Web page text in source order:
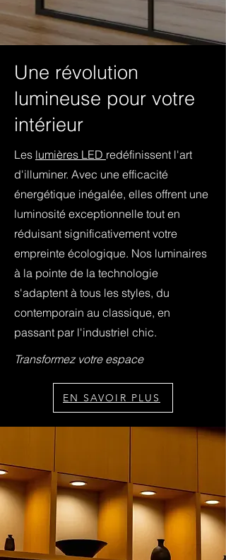
Une révolution
lumineuse pour votre
intérieur
Les lumières LED redéfinissent l'art
d'illuminer. Avec une efficacité
énergétique inégalée, elles offrent une
luminosité exceptionnelle tout en
réduisant significativement votre
empreinte écologique. Nos luminaires
à la pointe de la technologie
s'adaptent à tous les styles, du
contemporain au classique, en
passant par l'industriel chic.
Transformez votre espace
EN SAVOIR PLUS